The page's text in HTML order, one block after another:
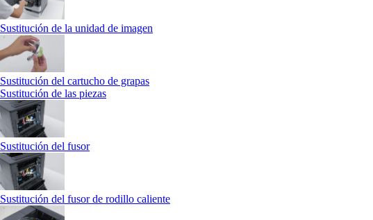
Sustitución de la unidad de imagen
Sustitución del cartucho de grapas
Sustitución de las piezas
Sustitución del fusor
Sustitución del fusor de rodillo caliente